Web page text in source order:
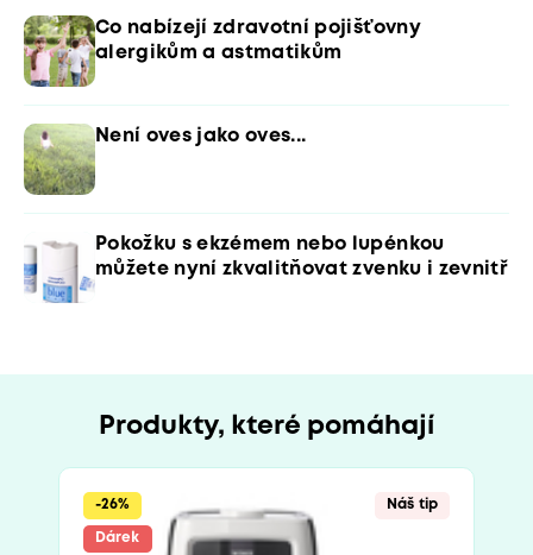
Co nabízejí zdravotní pojišťovny
alergikům a astmatikům
Není oves jako oves...
Pokožku s ekzémem nebo lupénkou
můžete nyní zkvalitňovat zvenku i zevnitř
Produkty, které pomáhají
Dárek
-26% Náš tip